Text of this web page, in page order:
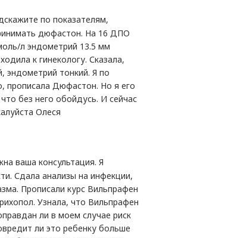
по показателям,
дюфастон. На 16 ДПО
л эндометрий 13.5 мм
к гинекологу. Сказала,
эндометрий тонкий. Я по
прописала Дюфастон. Но я его
без него обойдусь. И сейчас
Олеся
ваша консультация. Я
Сдала анализы на инфекции,
Прописали курс Вильпрафен
Узнала, что Вильпрафен
ли в моем случае риск
ли это ребенку больше